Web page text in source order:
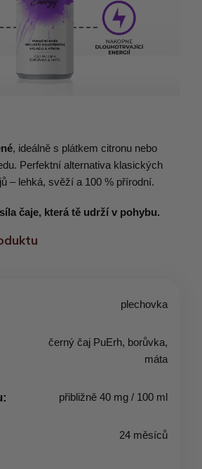
, ideálně s plátkem citronu nebo
Perfektní alternativa klasických
– lehká, svěží a 100 % přírodní.
čaje, která tě udrží v pohybu.
plechovka
černý čaj PuErh, borůvka,
máta
přibližně 40 mg / 100 ml
24 měsíců